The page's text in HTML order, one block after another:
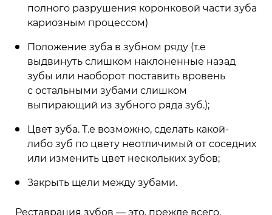
полного разрушения коронковой части зуба
кариозным процессом)
Положение зуба в зубном ряду (т.е
выдвинуть слишком наклоненные назад
зубы или наоборот поставить вровень
с остальными зубами слишком
выпирающий из зубного ряда зуб.);
Цвет зуба. Т.е возможно, сделать какой-
либо зуб по цвету неотличимый от соседних
или изменить цвет нескольких зубов;
Закрыть щели между зубами.
Реставрация зубов — это, прежде всего,